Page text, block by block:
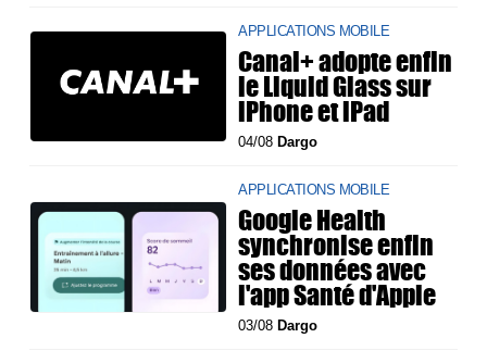
APPLICATIONS MOBILE
Canal+ adopte enfin
le Liquid Glass sur
iPhone et iPad
04/08Dargo
APPLICATIONS MOBILE
Google Health
synchronise enfin
ses données avec
l'app Santé d'Apple
03/08Dargo